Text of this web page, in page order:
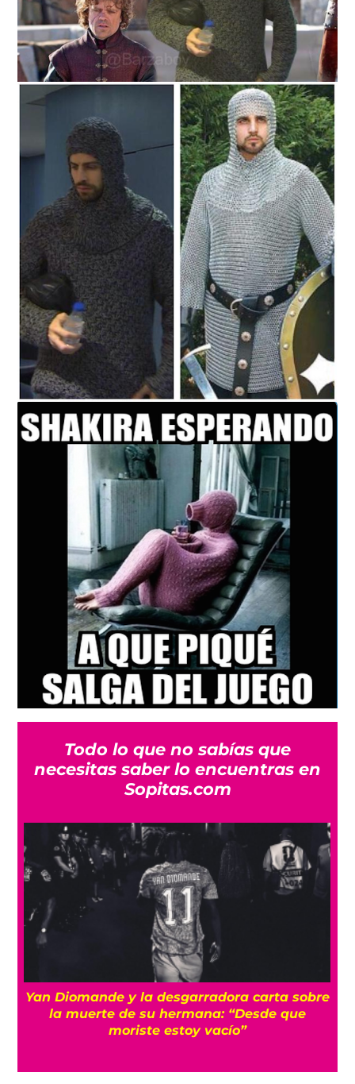
Todo lo que no sabías que
necesitas saber lo encuentras en
Sopitas.com
Yan Diomande y la desgarradora carta sobre
la muerte de su hermana: “Desde que
moriste estoy vacío”